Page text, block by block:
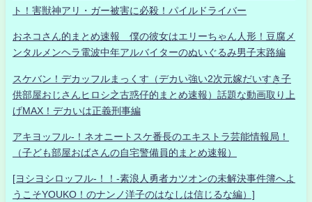
ト！害獣神アリ・ガー被害に必殺！パイルドライバー
おネコさん的まとめ速報 僕の彼女はエリーちゃん人形！豆腐メ
ンタルメンヘラ電波中年アルバイターのぬいぐるみ男子末路編
スケバン！デカッフルまっくす（デカい強い2次元嫁だいすき子
供部屋おじさんヒロシ之古惑仔的まとめ速報）話題な動画取り上
げMAX！デカいは正義刑事編
アキヨッフル-！ネオニートスケ番長のエキストラ芸能情報局！
（子ども部屋おばさんの自宅警備員的まとめ速報）
[ヨシヨシロッフル-！！-素浪人勇者カツオンの未解決事件簿へよ
うこそYOUKO！のナンノ洋子のはなしは信じるな編）]